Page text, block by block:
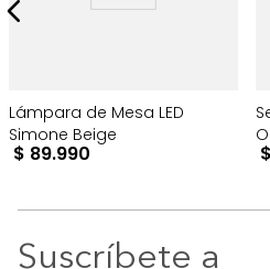
Lámpara de Mesa LED
Simone Beige
$ 89.990 $
Suscríbete a